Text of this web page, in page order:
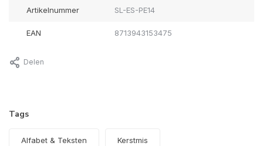
Artikelnummer SL-ES-PE14
EAN 8713943153475
Delen
Tags
Alfabet & Teksten Kerstmis